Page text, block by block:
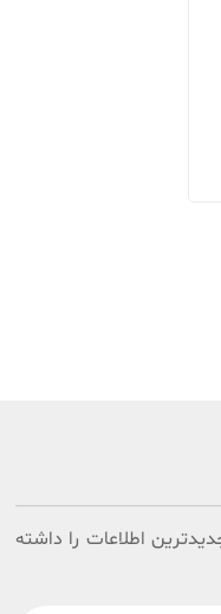
اطلاعات را داشته